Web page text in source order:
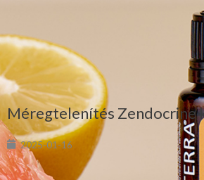
Méregtelenítés Zendocrine
2025-01-16